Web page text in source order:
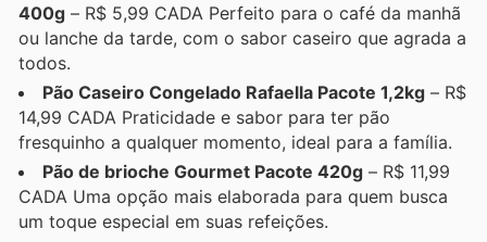
400g – R$ 5,99 CADA Perfeito para o café da manhã
ou lanche da tarde, com o sabor caseiro que agrada a
todos.
Pão Caseiro Congelado Rafaella Pacote 1,2kg – R$
14,99 CADA Praticidade e sabor para ter pão
fresquinho a qualquer momento, ideal para a família.
Pão de brioche Gourmet Pacote 420g – R$ 11,99
CADA Uma opção mais elaborada para quem busca
um toque especial em suas refeições.